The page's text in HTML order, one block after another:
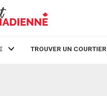
TROUVER UN COURTIER